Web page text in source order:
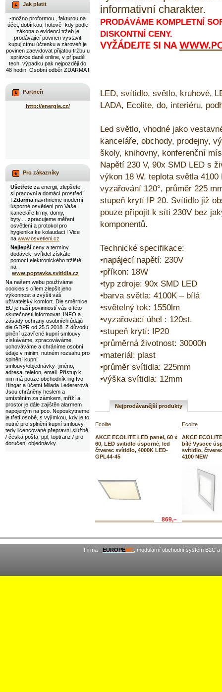
informativní charakter.
PRODÁVÁME KOMPLETNÍ
DISKONTNÍ CENY.
VYŽÁDEJTE SI NA
LED, svítidlo, světlo, kruhové,
LADA, Ecolite, do, interiéru,
Led světlo, vhodné jako
kanceláře, obchody, prodejny,
školy, knihovny, konferenční
Napětí 230 V, 90x SMD LED s
výkon 18 W, teplota světla
vyzařování 120°, průměr 225
stupeň krytí IP 20. Svítidlo již
pouze připojit k síti 230V bez
komponentů.
Technické specifikace:
•napájecí napětí: 230V
•příkon: 18W
•typ zdroje: 90x SMD LED
•barva světla: 4100K – bílá
•světelný tok: 1550lm
•vyzařovací úhel : 120st.
•stupeň krytí: IP20
•průměrná životnost: 30000h
•materiál: plast
•průměr svítidla: 225mm
•výška svítidla: 12mm
Nejprodávanější produkty
Ecolite
AKCE ECOLITE LED panel, 60 x
60, LED svitidlo úsporné, led
čtverec svítidlo, 4000K LED-
GPL44-45
869,–
Ecolite
AKCE
bílé Vysoce
svítidlo,
4100 NEW
Jak platit
-možno proformou , fakturou na
účet, dobírkou, hotově- kdy podle
zákona o evidenci tržeb je
prodávající povinen vystavit
kupujícímu účtenku a zároveň je
povinen zaevidovat přijatou tržbu u
správce daně online, v případě
tech. výpadku pak nejpozději do
48 hodin. Osobní odběr ZDARMA !
Partneři
http://energie.cz/
Pro zákazníky
Ušetřete za energii, zlepšete
si pracovni a domácí prostředí
! Zdarma navrhneme moderní
úsporné osvětlení pro Vaše
kanceláře,firmy, domy,
byty....,zpracujeme měření
osvětlení a protokol pro
hygienika ke kolaudaci ! Vice
na www.osvetleni.cz
Nejlepší ceny a termíny
dodávek svítidel získáte
pomocí elektronického tržiště
na
www.poptavka.svitidla.cz
Na našem webu používáme
cookies s cílem zlepšit jeho
výkonnost a zvýšit váš
uživatelský komfort. Dle směrnice
EU je naší povinností vás o této
skutečnosti informovat. INFO a
zásady ochrany osobních údajů
dle GDPR od 25.5.2018. Z důvodu
plnění uzavřené kupní smlouvy
získáváme, zpracováváme,
uchováváme a chráníme osobní
údaje v minim. nutném rozsahu pro
splnění kupní
smlouvy/objednávky- jméno,
adresa, telefon, email. Přístup k
nim má pouze obchodník ing Ivo
Hingar a účetní Milada Ledererová.
Jsou chráněny heslem a
umístěním za zámkem, mříží a
prostor je dále zajištěn alarmem
napojeným na pco. Neposkytneme
je třetí osobě, s vyjímkou, kdy je to
nutné pro splnění kupní smlouvy-
tedy licencované přepravní službě
/ česká pošta, ppl, toptranz / pro
doručení objednávky.
Firma - EUROPEMC , modulární obchodní systém B2C